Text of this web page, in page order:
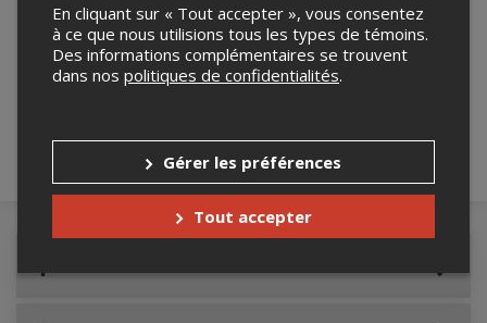
Merci de confirmer que vous n'êtes pas un
robot ci-bas.
En cliquant sur « Tout accepter », vous consentez
à ce que nous utilisions tous les types de témoins.
Des informations complémentaires se trouvent
dans nos politiques de confidentialités.
Gérer les préférences
Tout accepter